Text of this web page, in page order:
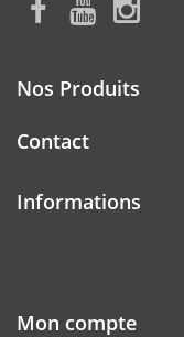
Nos Produits
Contact
Informations
Mon compte